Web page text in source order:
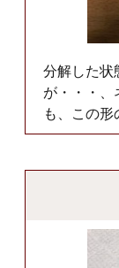
分解した状
が・・・、
も、この形